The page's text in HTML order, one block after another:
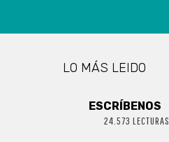
LO MÁS LEIDO
ESCRÍBENOS
24.573 LECTURAS